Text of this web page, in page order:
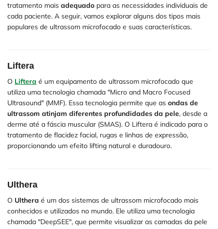
tratamento mais adequado para as necessidades individuais de
cada paciente. A seguir, vamos explorar alguns dos tipos mais
populares de ultrassom microfocado e suas características.
Liftera
O Liftera é um equipamento de ultrassom microfocado que
utiliza uma tecnologia chamada "Micro and Macro Focused
Ultrasound" (MMF). Essa tecnologia permite que as ondas de
ultrassom atinjam diferentes profundidades da pele, desde a
derme até a fáscia muscular (SMAS). O Liftera é indicado para o
tratamento de flacidez facial, rugas e linhas de expressão,
proporcionando um efeito lifting natural e duradouro.
Ulthera
O Ulthera é um dos sistemas de ultrassom microfocado mais
conhecidos e utilizados no mundo. Ele utiliza uma tecnologia
chamada "DeepSEE", que permite visualizar as camadas da pele